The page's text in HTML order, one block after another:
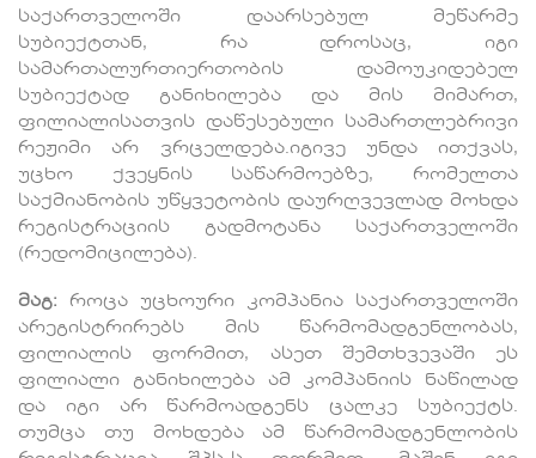
საქართველოში დაარსებულ მეწარმე
სუბიექტთან, რა დროსაც, იგი
სამართალურთიერთობის დამოუკიდებელ
სუბიექტად განიხილება და მის მიმართ,
ფილიალისათვის დაწესებული სამართლებრივი
რეჟიმი არ ვრცელდება.იგივე უნდა ითქვას,
უცხო ქვეყნის საწარმოებზე, რომელთა
საქმიანობის უწყვეტობის დაურღვევლად მოხდა
რეგისტრაციის გადმოტანა საქართველოში
(რედომიცილება).
მაგ: როცა უცხოური კომპანია საქართველოში
არეგისტრირებს მის წარმომადგენლობას,
ფილიალის ფორმით, ასეთ შემთხვევაში ეს
ფილიალი განიხილება ამ კომპანიის ნაწილად
და იგი არ წარმოადგენს ცალკე სუბიექტს.
თუმცა თუ მოხდება ამ წარმომადგენლობის